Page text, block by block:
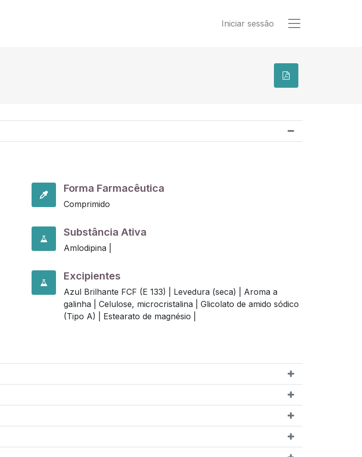
Iniciar sessão
Forma Farmacêutica
Comprimido
Substância Ativa
Amlodipina |
Excipientes
Azul Brilhante FCF (E 133) | Levedura (seca) | Aroma a
galinha | Celulose, microcristalina | Glicolato de amido sódico
(Tipo A) | Estearato de magnésio |